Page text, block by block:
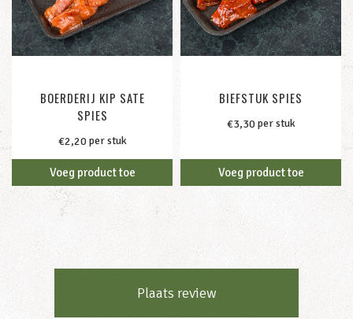
BOERDERIJ KIP SATE
SPIES
€2,20per stuk
Voeg product toe
BIEFSTUK SPIES
€3,30per stuk
Voeg product toe
Plaats review